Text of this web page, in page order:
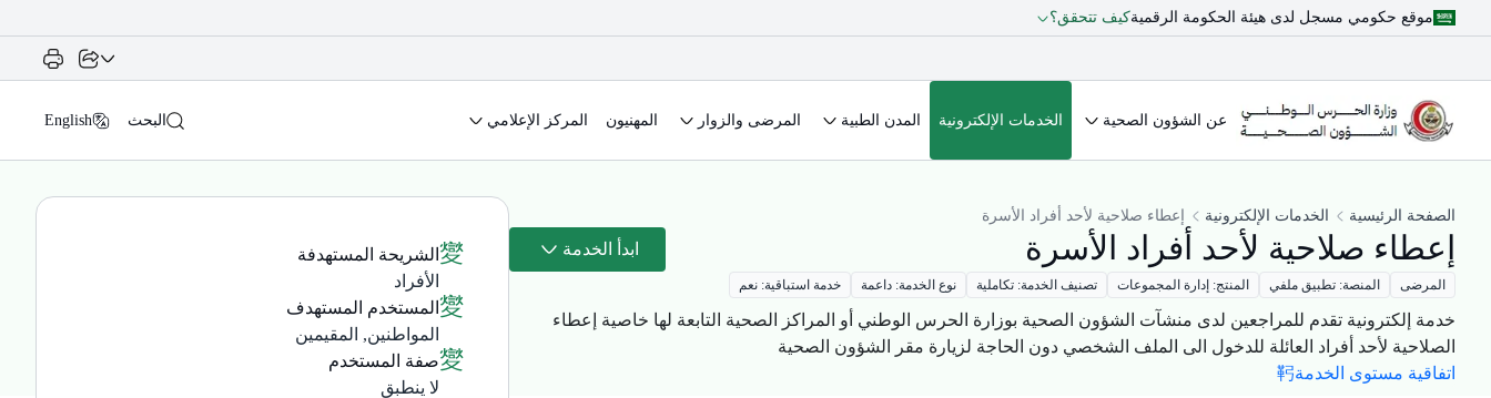
موقع حكومي مسجل لدى هيئة الحكومة الرقميةكيف تتحقق؟
عن الشؤون الصحية الخدمات الإلكترونية المدن الطبية المرضى والزوار المهنيون المركز الإعلامي البحث English
الصفحة الرئيسية الخدمات الإلكترونية إعطاء صلاحية لأحد أفراد الأسرة
إعطاء صلاحية لأحد أفراد الأسرة ابدأ الخدمة
المرضى المنصة: تطبيق ملفي المنتج: إدارة المجموعات تصنيف الخدمة: تكاملية نوع الخدمة: داعمة خدمة استباقية: نعم
خدمة إلكترونية تقدم للمراجعين لدى منشآت الشؤون الصحية بوزارة الحرس الوطني أو المراكز الصحية التابعة لها خاصية إعطاء
الصلاحية لأحد أفراد العائلة للدخول الى الملف الشخصي دون الحاجة لزيارة مقر الشؤون الصحية​​​​
اتفاقية مستوى الخدمة
الشريحة المستهدفة
الأفراد
المستخدم المستهدف
المواطنين, المقيمين
صفة المستخدم
لا ينطبق